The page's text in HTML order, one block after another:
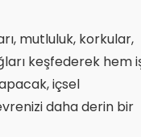
mutluluk, korkular,
keşfederek hem
içsel
daha derin bir